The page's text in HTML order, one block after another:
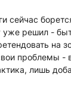
уже решил -
на
проблемы -
лишь